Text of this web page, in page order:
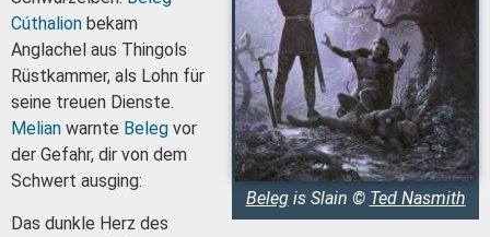
Belegis Slain © Ted Nasmith
Cúthalion bekam
Anglachel aus Thingols
Rüstkammer, als Lohn für
seine treuen Dienste.
Melian warnte Beleg vor
der Gefahr, dir von dem
Schwert ausging:
Das dunkle Herz des